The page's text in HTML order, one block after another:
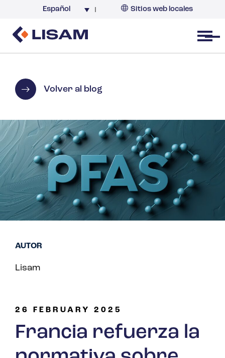
Español Sitios web locales
Open menu
Volver al blog
26 FEBRUARY 2025
Francia refuerza la
AUTOR
Lisam